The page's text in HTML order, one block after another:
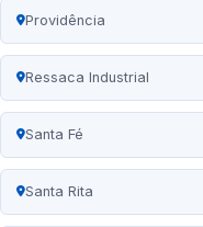
Providência
Ressaca Industrial
Santa Fé
Santa Rita